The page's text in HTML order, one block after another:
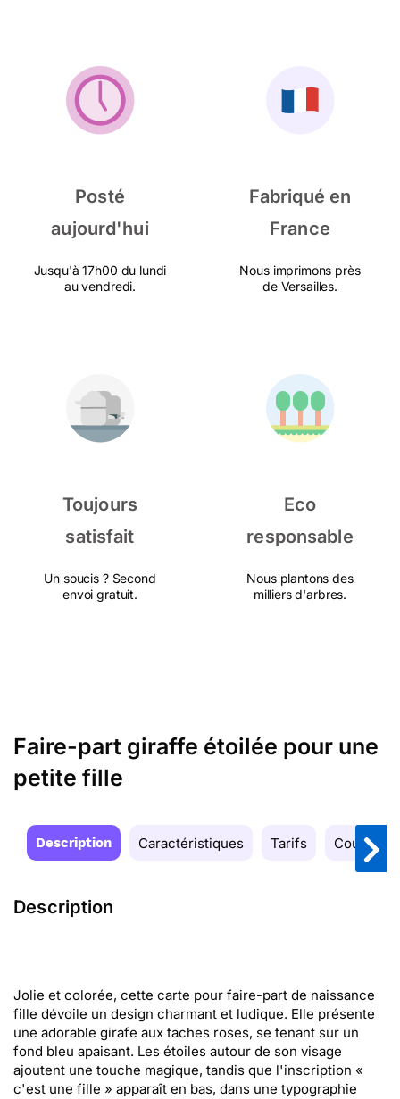
Posté
aujourd'hui
Jusqu'à 17h00 du lundi
au vendredi.
Fabriqué en
France
Nous imprimons près
de Versailles.
Toujours
satisfait
Un soucis ? Second
envoi gratuit.
Eco
responsable
Nous plantons des
milliers d'arbres.
Faire-part giraffe étoilée pour une
petite fille
Description Caractéristiques Tarifs Couleurs
Description
Jolie et colorée, cette carte pour faire-part de naissance
fille dévoile un design charmant et ludique. Elle présente
une adorable girafe aux taches roses, se tenant sur un
fond bleu apaisant. Les étoiles autour de son visage
ajoutent une touche magique, tandis que l'inscription «
c'est une fille » apparaît en bas, dans une typographie